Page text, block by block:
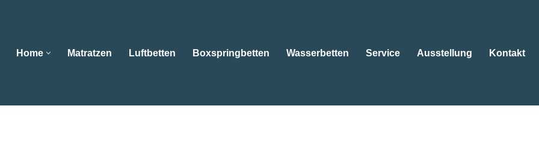
Home Matratzen Luftbetten Boxspringbetten Wasserbetten Service Ausstellung Kontakt